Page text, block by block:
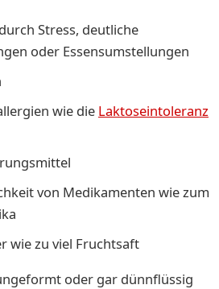
Stress, deutliche
oder Essensumstellungen
wie die Laktoseintoleranz
von Medikamenten wie zum
wie zu viel Fruchtsaft
oder gar dünnflüssig